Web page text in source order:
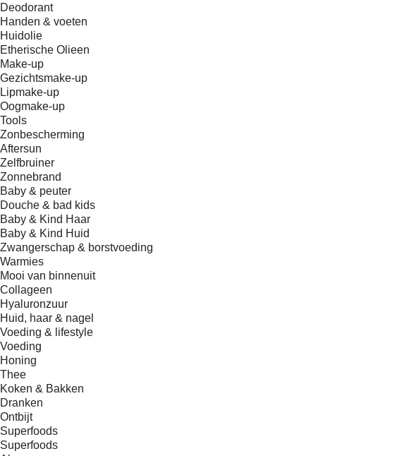
Deodorant
Handen & voeten
Huidolie
Etherische Olieen
Make-up
Gezichtsmake-up
Lipmake-up
Oogmake-up
Tools
Zonbescherming
Aftersun
Zelfbruiner
Zonnebrand
Baby & peuter
Douche & bad kids
Baby & Kind Haar
Baby & Kind Huid
Zwangerschap & borstvoeding
Warmies
Mooi van binnenuit
Collageen
Hyaluronzuur
Huid, haar & nagel
Voeding & lifestyle
Voeding
Honing
Thee
Koken & Bakken
Dranken
Ontbijt
Superfoods
Superfoods